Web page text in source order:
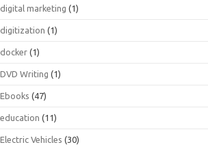
digital marketing (1)
digitization (1)
docker (1)
DVD Writing (1)
Ebooks (47)
education (11)
Electric Vehicles (30)